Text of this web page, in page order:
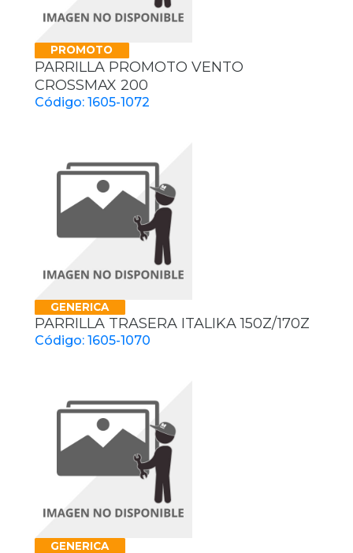
PROMOTO
PARRILLA PROMOTO VENTO
CROSSMAX 200
Código: 1605-1072
GENERICA
PARRILLA TRASERA ITALIKA 150Z/170Z
Código: 1605-1070
GENERICA